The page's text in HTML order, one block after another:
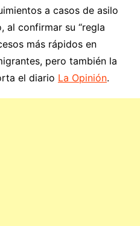
a casos de asilo
al confirmar su “regla
más rápidos en
pero también la
el diario La Opinión.